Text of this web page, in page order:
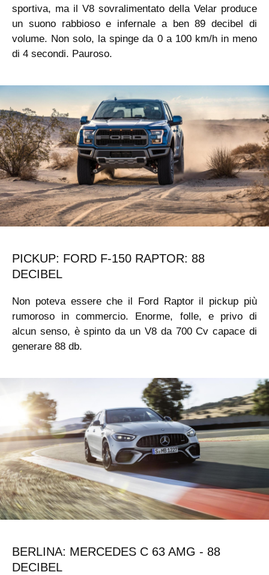
sportiva, ma il V8 sovralimentato della Velar produce
un suono rabbioso e infernale a ben 89 decibel di
volume. Non solo, la spinge da 0 a 100 km/h in meno
di 4 secondi. Pauroso.
PICKUP: FORD F-150 RAPTOR: 88
DECIBEL
Non poteva essere che il Ford Raptor il pickup più
rumoroso in commercio. Enorme, folle, e privo di
alcun senso, è spinto da un V8 da 700 Cv capace di
generare 88 db.
BERLINA: MERCEDES C 63 AMG - 88
DECIBEL